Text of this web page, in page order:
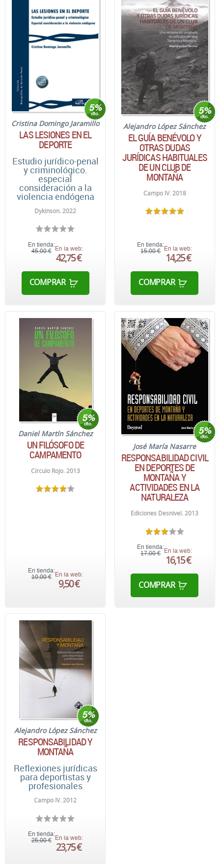
Cristina Domingo Jaramillo
LAS LESIONES EN EL
DEPORTE
Estudio jurídico-penal
y criminológico.
especial
consideración a la
violencia endógena
Dykinson. 2022
En tienda:
45,00 € En la web:
42,75 €
COMPRAR
Alejandro López Sánchez
EL GUÍA BENÉVOLO Y
OTRAS DUDAS
JURÍDICAS HABITUALES
DE UN CLUB DE
MONTAÑA
Campo IV. 2018
En tienda:
15,00 € En la web:
14,25 €
COMPRAR
Daniel Martín Sánchez
UN FILÓSOFO DE
CAMPAMENTO
Circulo Rojo. 2013
En tienda:
10,00 € En la web:
9,50 €
José María Nasarre
RESPONSABILIDAD CIVIL
EN DEPORTES DE
MONTAÑA Y
ACTIVIDADES EN LA
NATURALEZA
Ediciones Desnivel. 2013
En tienda:
17,00 €
En la web:
16,15 €
COMPRAR
Alejandro López Sánchez
RESPONSABILIDAD Y
MONTAÑA
Reflexiones jurídicas
para deportistas y
profesionales
Campo IV. 2012
En tienda:
25,00 € En la web:
23,75 €